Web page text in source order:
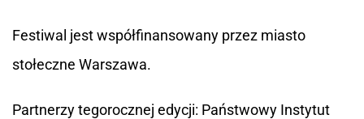
Festiwal jest współfinansowany przez miasto
stołeczne Warszawa.
Partnerzy tegorocznej edycji: Państwowy Instytut